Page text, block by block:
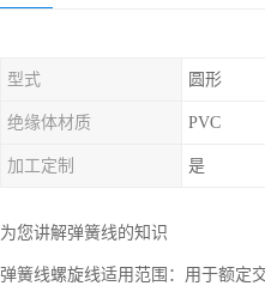
型式 圆形
绝缘体材质 PVC
加工定制 是
为您讲解弹簧线的知识
弹簧线螺旋线适用范围：用于额定